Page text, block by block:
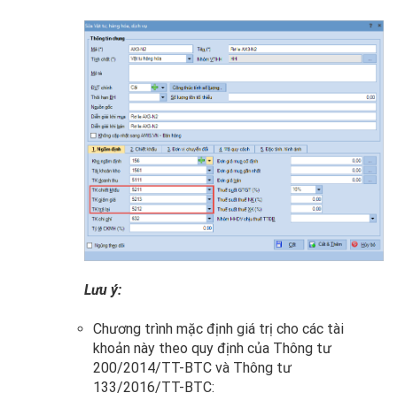
Lưu ý:
Chương trình mặc định giá trị cho các tài
khoản này theo quy định của Thông tư
200/2014/TT-BTC và Thông tư
133/2016/TT-BTC: